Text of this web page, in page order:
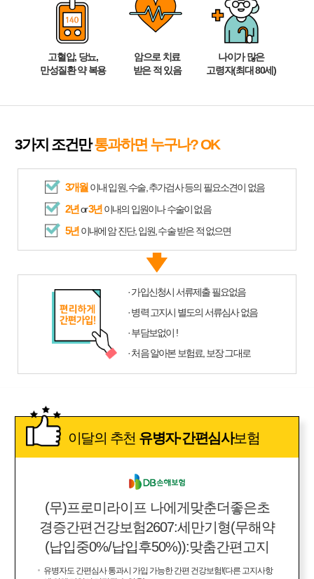
고혈압, 당뇨,
만성질환 약 복용
암으로 치료
받은 적 있음
나이가 많은
고령자(최대 80세)
3가지 조건만통과하면 누구나? OK
3개월 이내 입원, 수술, 추가검사 등의 필요소견이 없음
2년or3년 이내의 입원이나 수술이 없음
5년 이내에 암 진단, 입원, 수술 받은 적 없으면
· 가입신청시 서류제출 필요없음
· 병력 고지시 별도의 서류심사 없음
· 부담보없이 !
· 처음 알아본 보험료, 보장 그대로
이달의 추천 유병자·간편심사보험
(무)프로미라이프 나에게맞춘더좋은초
경증간편건강보험2607:세만기형(무해약
(납입중0%/납입후50%)):맞춤간편고지
유병자도 간편심사 통과시 가입 가능한 간편 건강보험!(다른 고지사항